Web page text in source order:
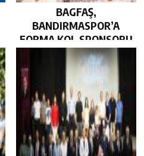
BAGFAŞ,
BANDIRMASPOR’A
FORMA KOL SPONSORU
OLARAK KUCAK AÇTI…